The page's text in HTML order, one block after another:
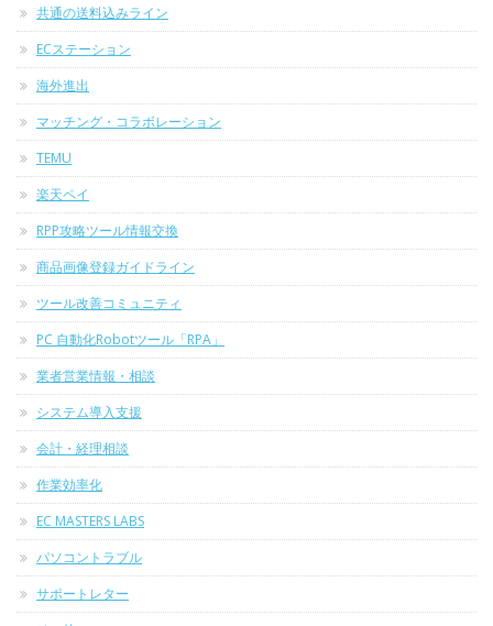
共通の送料込みライン
ECステーション
海外進出
マッチング・コラボレーション
TEMU
楽天ペイ
RPP攻略ツール情報交換
商品画像登録ガイドライン
ツール改善コミュニティ
PC 自動化Robotツール「RPA」
業者営業情報・相談
システム導入支援
会計・経理相談
作業効率化
EC MASTERS LABS
パソコントラブル
サポートレター